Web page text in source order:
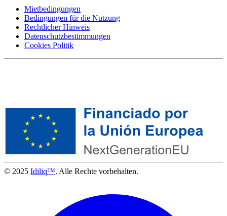
Mietbedingungen
Bedingungen für die Nutzung
Rechtlicher Hinweis
Datenschutzbestimmungen
Cookies Politik
© 2025 Idiliq™. Alle Rechte vorbehalten.